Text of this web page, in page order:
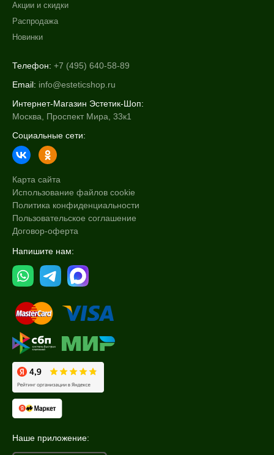
Акции и скидки
Распродажа
Новинки
Телефон: +7 (495) 640-58-89
Email: info@esteticshop.ru
Интернет-Магазин Эстетик-Шоп:
Москва, Проспект Мира, 33к1
Социальные сети:
Карта сайта
Использование файлов cookie
Политика конфиденциальности
Пользовательское соглашение
Договор-оферта
Напишите нам:
Наше приложение: